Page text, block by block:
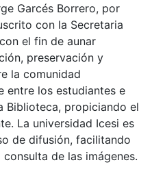
Garcés Borrero, por
con la Secretaria
el fin de aunar
preservación y
la comunidad
entre los estudiantes e
Biblioteca, propiciando el
La universidad Icesi es
de difusión, facilitando
de las imágenes.